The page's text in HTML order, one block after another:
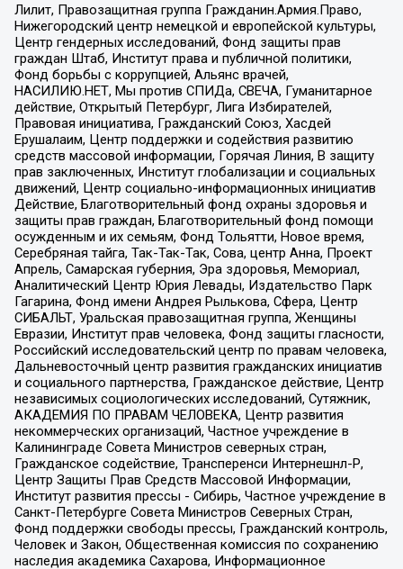
Лилит, Правозащитная группа Гражданин.Армия.Право,
Нижегородский центр немецкой и европейской культуры,
Центр гендерных исследований, Фонд защиты прав
граждан Штаб, Институт права и публичной политики,
Фонд борьбы с коррупцией, Альянс врачей,
НАСИЛИЮ.НЕТ, Мы против СПИДа, СВЕЧА, Гуманитарное
действие, Открытый Петербург, Лига Избирателей,
Правовая инициатива, Гражданский Союз, Хасдей
Ерушалаим, Центр поддержки и содействия развитию
средств массовой информации, Горячая Линия, В защиту
прав заключенных, Институт глобализации и социальных
движений, Центр социально-информационных инициатив
Действие, Благотворительный фонд охраны здоровья и
защиты прав граждан, Благотворительный фонд помощи
осужденным и их семьям, Фонд Тольятти, Новое время,
Серебряная тайга, Так-Так-Так, Сова, центр Анна, Проект
Апрель, Самарская губерния, Эра здоровья, Мемориал,
Аналитический Центр Юрия Левады, Издательство Парк
Гагарина, Фонд имени Андрея Рылькова, Сфера, Центр
СИБАЛЬТ, Уральская правозащитная группа, Женщины
Евразии, Институт прав человека, Фонд защиты гласности,
Российский исследовательский центр по правам человека,
Дальневосточный центр развития гражданских инициатив
и социального партнерства, Гражданское действие, Центр
независимых социологических исследований, Сутяжник,
АКАДЕМИЯ ПО ПРАВАМ ЧЕЛОВЕКА, Центр развития
некоммерческих организаций, Частное учреждение в
Калининграде Совета Министров северных стран,
Гражданское содействие, Трансперенси Интернешнл-Р,
Центр Защиты Прав Средств Массовой Информации,
Институт развития прессы - Сибирь, Частное учреждение в
Санкт-Петербурге Совета Министров Северных Стран,
Фонд поддержки свободы прессы, Гражданский контроль,
Человек и Закон, Общественная комиссия по сохранению
наследия академика Сахарова, Информационное